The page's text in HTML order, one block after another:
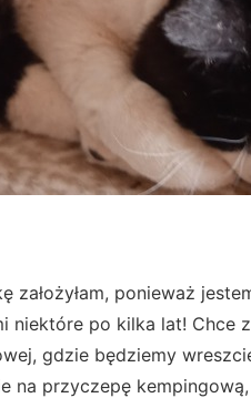
założyłam, ponieważ
niektóre po kilka lat! Chce
gdzie będziemy
na przyczepę